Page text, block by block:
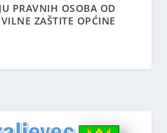
PRAVNIH OSOBA OD
ZAŠTITE OPĆINE